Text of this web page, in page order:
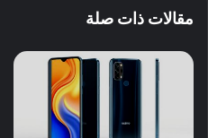
مقالات ذات صلة